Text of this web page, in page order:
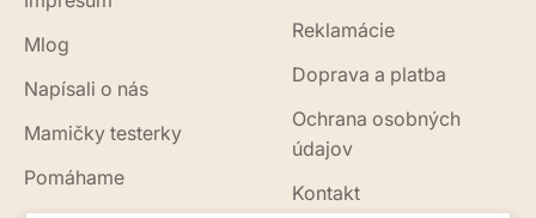
Mlog
Napísali o nás
Mamičky testerky
Pomáhame
Reklamácie
Doprava a platba
Ochrana osobných
údajov
Kontakt